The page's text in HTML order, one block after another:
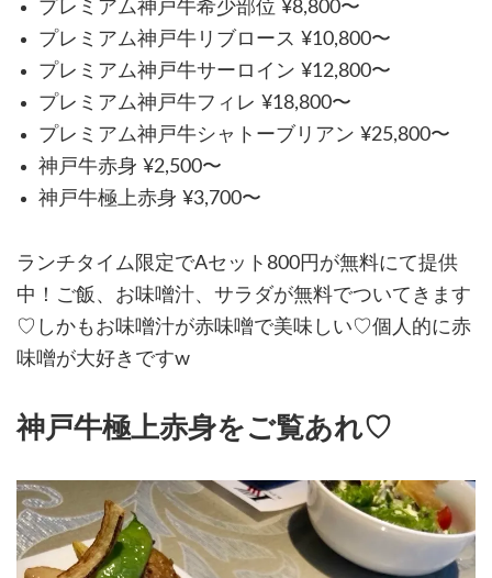
プレミアム神戸牛希少部位 ¥8,800〜
プレミアム神戸牛リブロース ¥10,800〜
プレミアム神戸牛サーロイン ¥12,800〜
プレミアム神戸牛フィレ ¥18,800〜
プレミアム神戸牛シャトーブリアン ¥25,800〜
神戸牛赤身 ¥2,500〜
神戸牛極上赤身 ¥3,700〜
ランチタイム限定でAセット800円が無料にて提供
中！ご飯、お味噌汁、サラダが無料でついてきます
♡しかもお味噌汁が赤味噌で美味しい♡個人的に赤
味噌が大好きですw
神戸牛極上赤身をご覧あれ♡